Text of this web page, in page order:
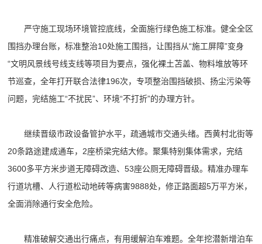
严守施工现场环境管控底线，全面施行绿色施工标准。健全全区
围挡办理台账，标准整治10处施工围挡，让围挡从“施工屏障”变身
“文明风景线号线支线等项目为要点，强化裸土苫盖、物料堆放等环
节巡查，全年打开联合法律196次，专项整治围挡破损、扬尘污染等
问题，完结施工“不扰民”、环境“不打折”的办理方针。
继续晋级市政设备管护水平，疏通城市交通头绪。西黄村北街等
20条路途建成通车，2座桥梁完结大修。聚集特别集体需求，完结
3600多平方米步道无障碍改造、53座公厕无障碍晋级。精准办理车
行道坑槽、人行道松动地砖等病害9888处，修正路面超5万平方米，
全面消除通行安全危险。
精准破解交通出行痛点，有用缓解泊车难题。全年挖潜新增泊车